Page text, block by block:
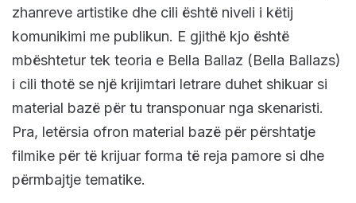
zhanreve artistike dhe cili është niveli i këtij
komunikimi me publikun. E gjithë kjo është
mbështetur tek teoria e Bella Ballaz (Bella Ballazs)
i cili thotë se një krijimtari letrare duhet shikuar si
material bazë për tu transponuar nga skenaristi.
Pra, letërsia ofron material bazë për përshtatje
filmike për të krijuar forma të reja pamore si dhe
përmbajtje tematike.